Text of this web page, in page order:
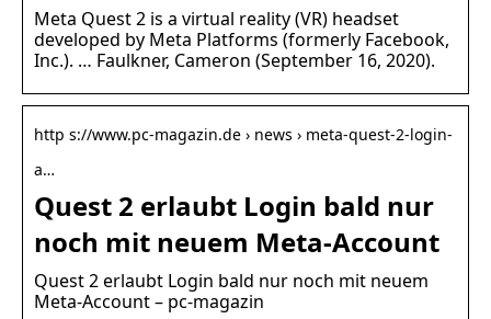
Meta Quest 2 is a virtual reality (VR) headset
developed by Meta Platforms (formerly Facebook,
Inc.). … Faulkner, Cameron (September 16, 2020).
http s://www.pc-magazin.de › news › meta-quest-2-login-
a…
Quest 2 erlaubt Login bald nur
noch mit neuem Meta-Account
Quest 2 erlaubt Login bald nur noch mit neuem
Meta-Account – pc-magazin